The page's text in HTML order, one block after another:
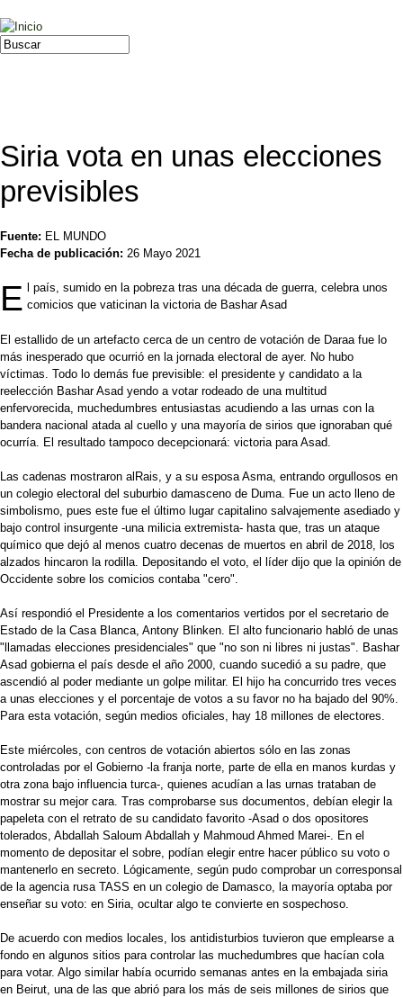
Jump to navigation
Formulario de búsqueda
Buscar
Siria vota en unas elecciones
previsibles
Fuente: EL MUNDO
Fecha de publicación: 26 Mayo 2021
E
l país, sumido en la pobreza tras una década de guerra, celebra unos
comicios que vaticinan la victoria de Bashar Asad
El estallido de un artefacto cerca de un centro de votación de Daraa fue lo
más inesperado que ocurrió en la jornada electoral de ayer. No hubo
víctimas. Todo lo demás fue previsible: el presidente y candidato a la
reelección Bashar Asad yendo a votar rodeado de una multitud
enfervorecida, muchedumbres entusiastas acudiendo a las urnas con la
bandera nacional atada al cuello y una mayoría de sirios que ignoraban qué
ocurría. El resultado tampoco decepcionará: victoria para Asad.
Las cadenas mostraron alRais, y a su esposa Asma, entrando orgullosos en
un colegio electoral del suburbio damasceno de Duma. Fue un acto lleno de
simbolismo, pues este fue el último lugar capitalino salvajemente asediado y
bajo control insurgente -una milicia extremista- hasta que, tras un ataque
químico que dejó al menos cuatro decenas de muertos en abril de 2018, los
alzados hincaron la rodilla. Depositando el voto, el líder dijo que la opinión de
Occidente sobre los comicios contaba "cero".
Así respondió el Presidente a los comentarios vertidos por el secretario de
Estado de la Casa Blanca, Antony Blinken. El alto funcionario habló de unas
"llamadas elecciones presidenciales" que "no son ni libres ni justas". Bashar
Asad gobierna el país desde el año 2000, cuando sucedió a su padre, que
ascendió al poder mediante un golpe militar. El hijo ha concurrido tres veces
a unas elecciones y el porcentaje de votos a su favor no ha bajado del 90%.
Para esta votación, según medios oficiales, hay 18 millones de electores.
Este miércoles, con centros de votación abiertos sólo en las zonas
controladas por el Gobierno -la franja norte, parte de ella en manos kurdas y
otra zona bajo influencia turca-, quienes acudían a las urnas trataban de
mostrar su mejor cara. Tras comprobarse sus documentos, debían elegir la
papeleta con el retrato de su candidato favorito -Asad o dos opositores
tolerados, Abdallah Saloum Abdallah y Mahmoud Ahmed Marei-. En el
momento de depositar el sobre, podían elegir entre hacer público su voto o
mantenerlo en secreto. Lógicamente, según pudo comprobar un corresponsal
de la agencia rusa TASS en un colegio de Damasco, la mayoría optaba por
enseñar su voto: en Siria, ocultar algo te convierte en sospechoso.
De acuerdo con medios locales, los antidisturbios tuvieron que emplearse a
fondo en algunos sitios para controlar las muchedumbres que hacían cola
para votar. Algo similar había ocurrido semanas antes en la embajada siria
en Beirut, una de las que abrió para los más de seis millones de sirios que